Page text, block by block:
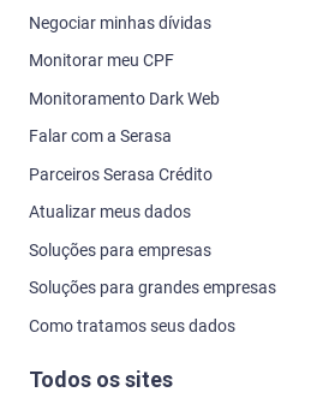
Negociar minhas dívidas
Monitorar meu CPF
Monitoramento Dark Web
Falar com a Serasa
Parceiros Serasa Crédito
Atualizar meus dados
Soluções para empresas
Soluções para grandes empresas
Como tratamos seus dados
Todos os sites